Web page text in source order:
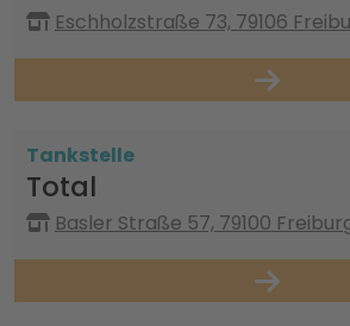
Eschholzstraße 73, 79106
Tankstelle
Total
Basler Straße 57, 79100